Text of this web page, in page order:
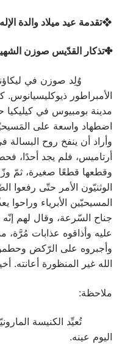
❖تقدمة عيد ميلاد والدة
✤تذكار القدّيس صوزن
وُلِد صوزن في ليكاؤنيا
الأمبراطور ذيوكليسيانوس.
مدينة بومبيوس في
اضطهاد واسعة على
وأراد أن ينفخ روح
أرتاميس، فلم يجد أحدًا،
وقطعها قطعًا صغيرة، ثمّ
الوثنيّون الأمر حتّى
المسيحيّين الأبرياء
جناح السّرعة، وقال لهم
عليه وأذاقوه عذابات مُرَّة،
وأجبروه على الرّكض
الله غير المنظورة أعانته.
ملاحظة:
تُعيِّد الكنيسة
اليوم عينه.